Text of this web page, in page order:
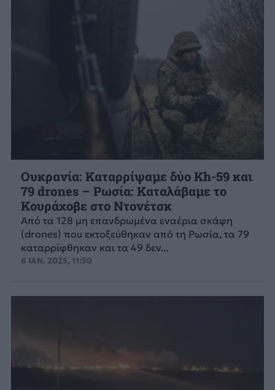
Ουκρανία: Καταρρίψαμε δύο Kh-59 και
79 drones – Ρωσία: Καταλάβαμε το
Κουράχοβε στο Ντονέτσκ
Από τα 128 μη επανδρωμένα εναέρια σκάφη
(drones) που εκτοξεύθηκαν από τη Ρωσία, τα 79
καταρρίφθηκαν και τα 49 δεν...
6 ΙΑΝ. 2025, 11:50